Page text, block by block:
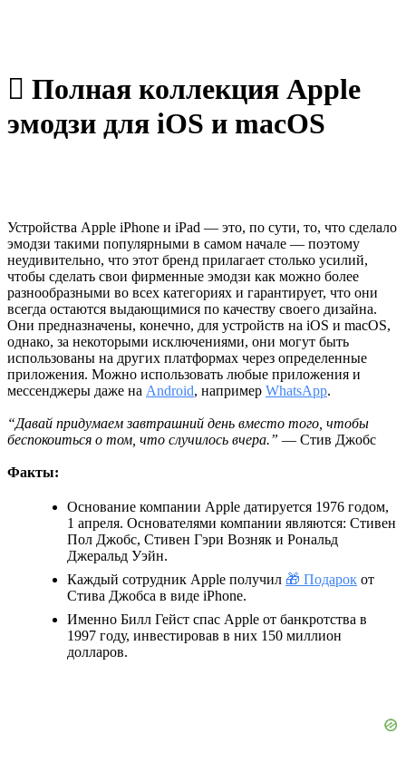
 Полная коллекция Apple
эмодзи для iOS и macOS
Устройства Apple iPhone и iPad — это, по сути, то, что сделало
эмодзи такими популярными в самом начале — поэтому
неудивительно, что этот бренд прилагает столько усилий,
чтобы сделать свои фирменные эмодзи как можно более
разнообразными во всех категориях и гарантирует, что они
всегда остаются выдающимися по качеству своего дизайна.
Они предназначены, конечно, для устройств на iOS и macOS,
однако, за некоторыми исключениями, они могут быть
использованы на других платформах через определенные
приложения. Можно использовать любые приложения и
мессенджеры даже на Android, например WhatsApp.
“Давай придумаем завтрашний день вместо того, чтобы
беспокоиться о том, что случилось вчера.” — Стив Джобс
Факты:
Основание компании Apple датируется 1976 годом,
1 апреля. Основателями компании являются: Стивен
Пол Джобс, Стивен Гэри Возняк и Рональд
Джеральд Уэйн.
Каждый сотрудник Apple получил 🎁 Подарок от
Стива Джобса в виде iPhone.
Именно Билл Гейст спас Apple от банкротства в
1997 году, инвестировав в них 150 миллион
долларов.